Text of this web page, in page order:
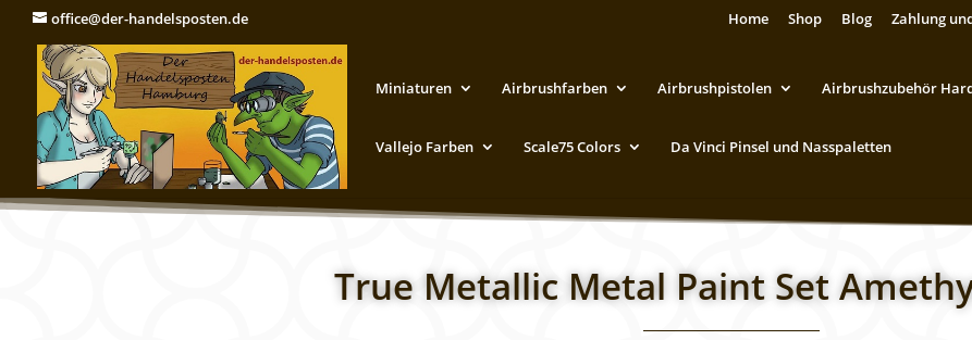
office@der-handelsposten.de Home Shop Blog Zahlung
Miniaturen Airbrushfarben Airbrushpistolen Airbrushzubehör
Vallejo Farben Scale75 Colors Da Vinci Pinsel und Nasspaletten
True Metallic Metal Paint Set